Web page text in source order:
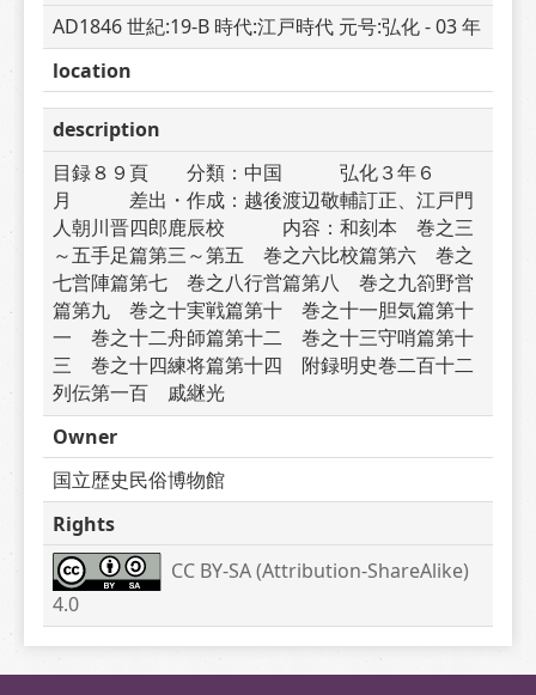
AD1846 世紀:19-B 時代:江戸時代 元号:弘化 - 03 年
location
description
目録８９頁　　分類：中国　　　弘化３年６
月　　　差出・作成：越後渡辺敬輔訂正、江戸門
人朝川晋四郎鹿辰校　　　内容：和刻本　巻之三
～五手足篇第三～第五　巻之六比校篇第六　巻之
七営陣篇第七　巻之八行営篇第八　巻之九箚野営
篇第九　巻之十実戦篇第十　巻之十一胆気篇第十
一　巻之十二舟師篇第十二　巻之十三守哨篇第十
三　巻之十四練将篇第十四　附録明史巻二百十二
列伝第一百　戚継光
Owner
国立歴史民俗博物館
Rights
CC BY-SA (Attribution-ShareAlike)
4.0